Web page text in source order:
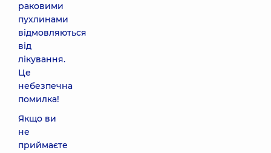
раковими
пухлинами
відмовляються
від
лікування.
Це
небезпечна
помилка!
Якщо ви
не
приймаєте